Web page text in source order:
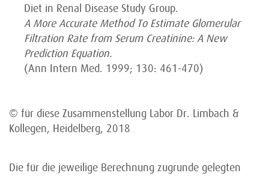
Diet in Renal Disease Study Group.
A More Accurate Method To Estimate Glomerular
Filtration Rate from Serum Creatinine: A New
Prediction Equation.
(Ann Intern Med. 1999; 130: 461-470)
© für diese Zusammenstellung Labor Dr. Limbach &
Kollegen, Heidelberg, 2018
Die für die jeweilige Berechnung zugrunde gelegten